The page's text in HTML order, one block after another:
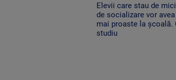
Elevii care stau de
de socializare vor
mai proaste la școală.
studiu